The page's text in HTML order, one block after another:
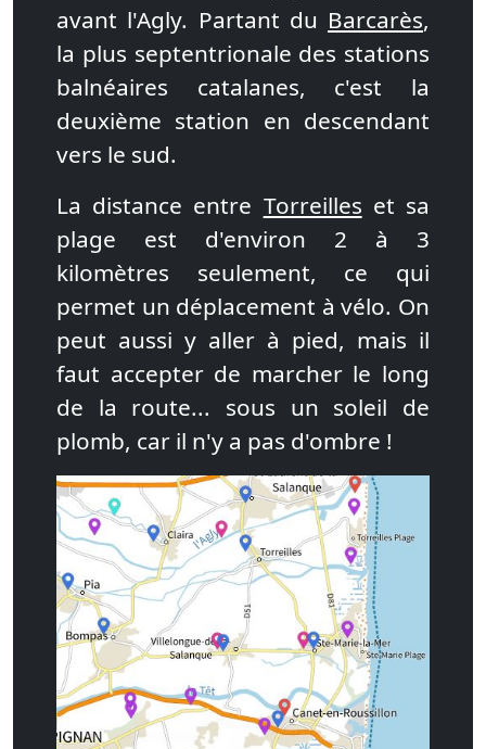
avant l'Agly. Partant du Barcarès,
la plus septentrionale des stations
balnéaires catalanes, c'est la
deuxième station en descendant
vers le sud.
La distance entre Torreilles et sa
plage est d'environ 2 à 3
kilomètres seulement, ce qui
permet un déplacement à vélo. On
peut aussi y aller à pied, mais il
faut accepter de marcher le long
de la route... sous un soleil de
plomb, car il n'y a pas d'ombre !